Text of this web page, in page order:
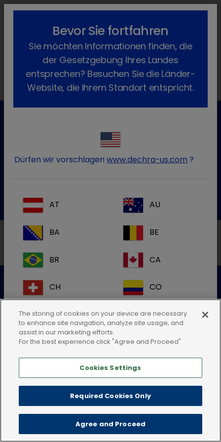
lock_outline search menu
Esbilac
Kundenservice für Tierarztpraxen
Kontaktieren Sie unseren Kundenservice.
Tel.:+49 7525 / 2050
Cookie-Richtlinie
Impressum
Bevor Sie fortfahren
Sie möchten Informationen finden, die
der Gesetzgebung Ihres Landes
entsprechen? Besuchen Sie die Länder-
Website, die Ihrem Standort entspricht.
Dürfen wir vorschlagenwww.dechra-us.com ?
AT AU
BA BE
BR CA
CH CO
CR DK
ES FI
IE
The storing of cookies on your device are necessary
to enhance site navigation, analyze site usage, and
assist in our marketing efforts.
For the best experience click "Agree and Proceed"
Cookies Settings
Required Cookies Only
Agree and Proceed